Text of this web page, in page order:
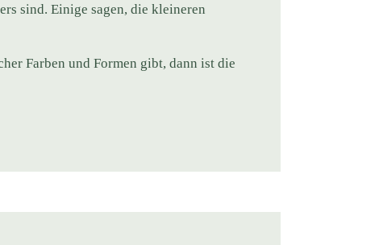
sind. Einige sagen, die kleineren
Farben und Formen gibt, dann ist die